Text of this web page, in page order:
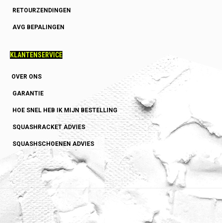
RETOURZENDINGEN
AVG BEPALINGEN
KLANTENSERVICE
OVER ONS
GARANTIE
HOE SNEL HEB IK MIJN BESTELLING
SQUASHRACKET ADVIES
SQUASHSCHOENEN ADVIES